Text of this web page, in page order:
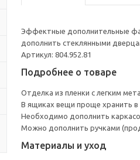
Эффектные дополнительные
дополнить стеклянными
Артикул: 804.952.81
Подробнее о товаре
Отделка из пленки с легким
В ящиках вещи проще хранить в
Необходимо дополнить
Можно дополнить ручками
Материалы и уход